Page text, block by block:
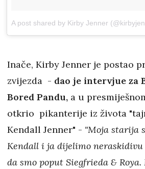
A post shared by Kirby Jenner
Inače, Kirby Jenner je postao
zvijezda - dao je intervjue za
Bored Pandu, a u
otkrio pikanterije iz života
Kendall Jenner" - "Moja starija
Kendall i ja dijelimo neraskidivu
da smo poput Siegfrieda &